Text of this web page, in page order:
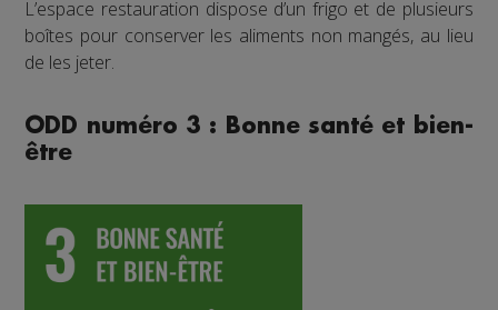
L’espace restauration dispose d’un frigo et de plusieurs
boîtes pour conserver les aliments non mangés, au lieu
de les jeter.
ODD numéro 3 : Bonne santé et bien-
être